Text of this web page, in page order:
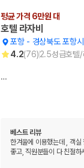
평균 가격 6만원 대
호텔 라자비
포항- 경상북도 포항
4.2(76)2.5성급호텔/
…
베스트 리뷰
한겨울에 이용했는데 , 객
좋고, 직원분들이 다 친절하